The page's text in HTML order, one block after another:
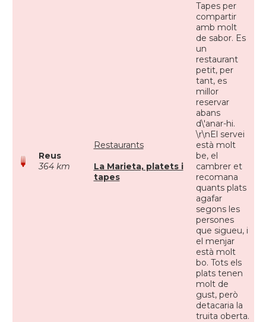
Reus
364 km
Restaurants
La Marieta, platets i
tapes
Tapes per
compartir
amb molt
de sabor. Es
un
restaurant
petit, per
tant, es
millor
reservar
abans
d\'anar-hi.
\r\nEl servei
està molt
be, el
cambrer et
recomana
quants plats
agafar
segons les
persones
que sigueu, i
el menjar
està molt
bo. Tots els
plats tenen
molt de
gust, però
detacaria la
truita oberta.